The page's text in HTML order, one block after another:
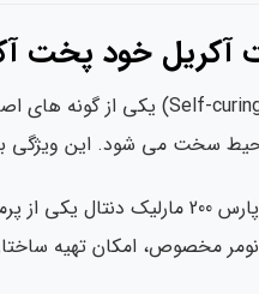
خود پخت آکروپارس
سخت می شود. این ویژگی
کیت آکریل خود پخت
مخصوص، امکان تهیه